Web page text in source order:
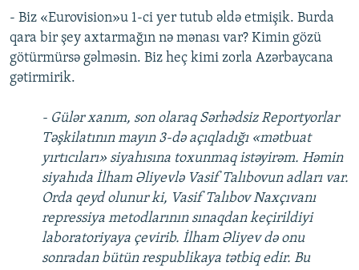
- Biz «Eurovision»u 1-ci yer tutub əldə etmişik. Burda
qara bir şey axtarmağın nə mənası var? Kimin gözü
götürmürsə gəlməsin. Biz heç kimi zorla Azərbaycana
gətirmirik.
- Gülər xanım, son olaraq Sərhədsiz Reportyorlar
Təşkilatının mayın 3-də açıqladığı «mətbuat
yırtıcıları» siyahısına toxunmaq istəyirəm. Həmin
siyahıda İlham Əliyevlə Vasif Talıbovun adları var.
Orda qeyd olunur ki, Vasif Talıbov Naxçıvanı
repressiya metodlarının sınaqdan keçirildiyi
laboratoriyaya çevirib. İlham Əliyev də onu
sonradan bütün respublikaya tətbiq edir. Bu